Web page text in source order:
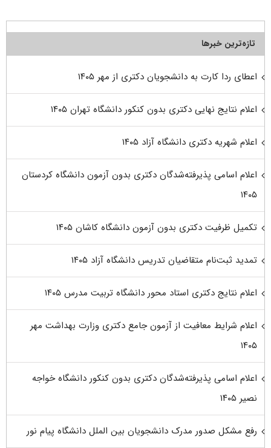
تازه‌ترین خبرها
اعطای ردا کارت به دانشجویان دکتری از مهر ۱۴۰۵
اعلام نتایج نهایی دکتری بدون کنکور دانشگاه تهران ۱۴۰۵
اعلام شهریه دکتری دانشگاه آزاد ۱۴۰۵
اعلام اسامی پذیرفته‌شدگان دکتری بدون آزمون دانشگاه کردستان
۱۴۰۵
تکمیل ظرفیت دکتری بدون آزمون دانشگاه کاشان ۱۴۰۵
تمدید ثبت‌نام متقاضیان تدریس دانشگاه آزاد ۱۴۰۵
اعلام نتایج دکتری استاد محور دانشگاه تربیت مدرس ۱۴۰۵
اعلام شرایط معافیت از آزمون جامع دکتری وزارت بهداشت مهر
۱۴۰۵
اعلام اسامی پذیرفته‌شدگان دکتری بدون کنکور دانشگاه خواجه
نصیر ۱۴۰۵
رفع مشکل صدور مدرک دانشجویان بین الملل دانشگاه پیام نور